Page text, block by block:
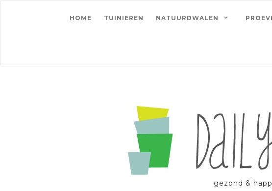
HOME TUINIEREN NATUURDWALEN
gezond &